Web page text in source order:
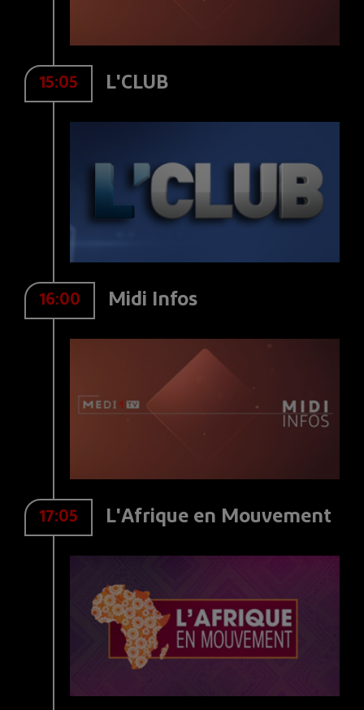
15:05 L'CLUB
16:00 Midi Infos
17:05 L'Afrique en Mouvement